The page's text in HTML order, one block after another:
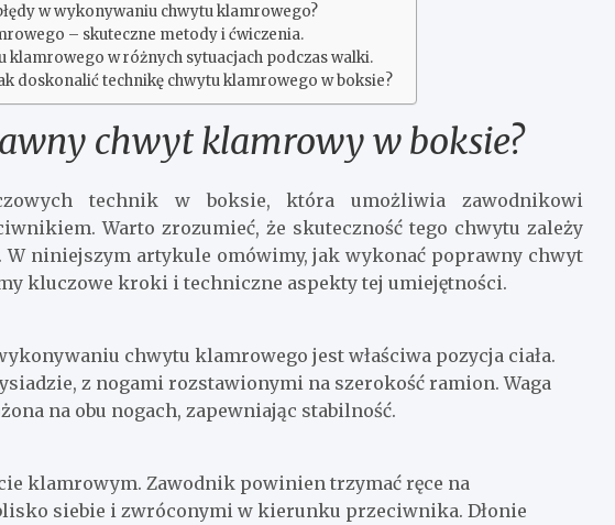
w wykonywaniu chwytu klamrowego?
– skuteczne metody i ćwiczenia.
klamrowego w różnych sytuacjach podczas walki.
doskonalić technikę chwytu klamrowego w boksie?
chwyt klamrowy w boksie?
technik w boksie, która umożliwia zawodnikowi
Warto zrozumieć, że skuteczność tego chwytu zależy
niniejszym artykule omówimy, jak wykonać poprawny chwyt
kluczowe kroki i techniczne aspekty tej umiejętności.
chwytu klamrowego jest właściwa pozycja ciała.
z nogami rozstawionymi na szerokość ramion. Waga
na obu nogach, zapewniając stabilność.
klamrowym. Zawodnik powinien trzymać ręce na
siebie i zwróconymi w kierunku przeciwnika. Dłonie